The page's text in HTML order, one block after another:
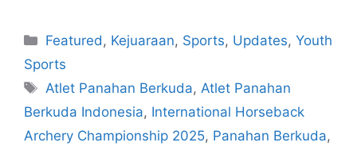
Featured , Kejuaraan, Sports, Updates,Youth
Sports
Atlet Panahan Berkuda, Atlet Panahan
Berkuda Indonesia, International Horseback
Archery Championship 2025, Panahan Berkuda,